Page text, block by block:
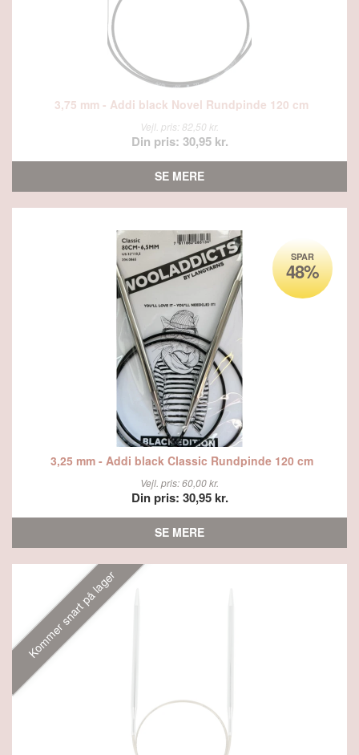
3,75 mm - Addi black Novel Rundpinde 120 cm
Vejl. pris: 82,50 kr.
Din pris: 30,95 kr.
SE MERE
SPAR
48%
3,25 mm - Addi black Classic Rundpinde 120 cm
Vejl. pris: 60,00 kr.
Din pris: 30,95 kr.
SE MERE
Kommer snart på lager